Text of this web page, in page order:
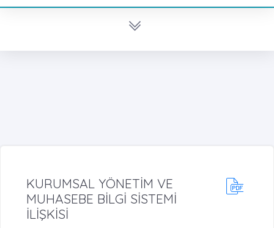
KURUMSAL YÖNETİM VE
MUHASEBE BİLGİ SİSTEMİ
İLİŞKİSİ